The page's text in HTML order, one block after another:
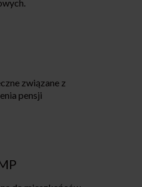
związane z
pensji